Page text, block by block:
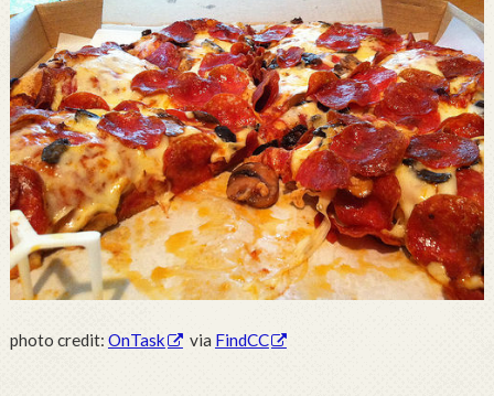
photo credit: OnTask via FindCC